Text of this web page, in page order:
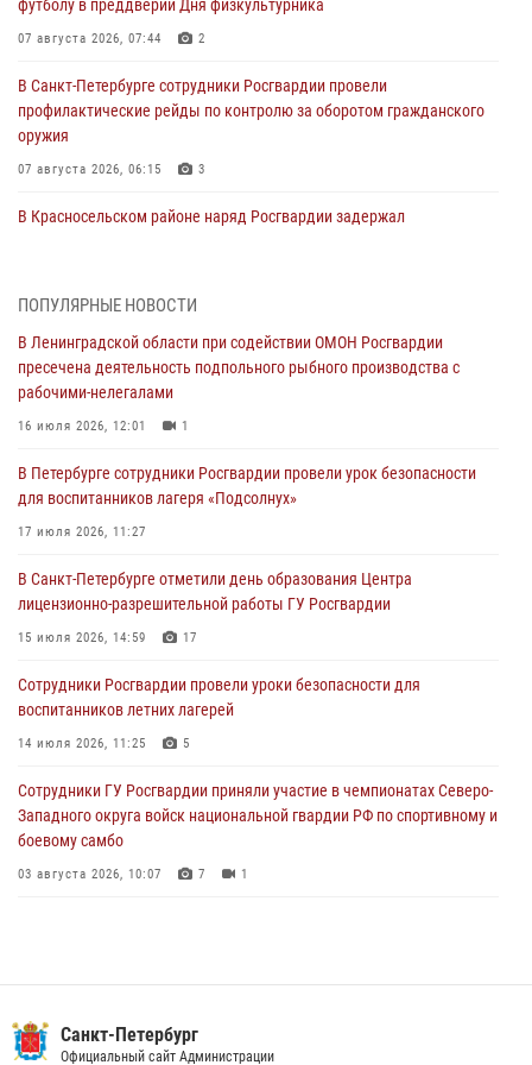
футболу в преддверии Дня физкультурника
07 августа 2026, 07:44 2
В Санкт-Петербурге сотрудники Росгвардии провели
профилактические рейды по контролю за оборотом гражданского
оружия
07 августа 2026, 06:15 3
В Красносельском районе наряд Росгвардии задержал
06 августа 2026, 13:39 1
В Центральном районе росгвардейцы оперативно задержали
хулигана, стрелявшего из пускового устройства рядом с жилыми
домами
06 августа 2026, 11:36
Сотрудники и военнослужащие Росгвардии обеспечили
правопорядок при проведении матча "Зенит" - "Балтика"
06 августа 2026, 07:30
В Выборгском районе наряд Росгвардии обнаружил
разыскиваемый преступный автотранспорт
05 августа 2026, 12:25 2
Петербургские росгвардейцы обнаружили объявленный в розыск
автомобиль, ранее использовавшийся при совершении кражи в
Ленобласти
ПОПУЛЯРНЫЕ НОВОСТИ
В Ленинградской области при содействии ОМОН Росгвардии
пресечена деятельность подпольного рыбного производства с
рабочими-нелегалами
16 июля 2026, 12:01 1
В Петербурге сотрудники Росгвардии провели урок безопасности
для воспитанников лагеря «Подсолнух»
17 июля 2026, 11:27
В Санкт-Петербурге отметили день образования Центра
лицензионно-разрешительной работы ГУ Росгвардии
15 июля 2026, 14:59 17
Сотрудники Росгвардии провели уроки безопасности для
воспитанников летних лагерей
14 июля 2026, 11:25 5
Сотрудники ГУ Росгвардии приняли участие в чемпионатах Северо-
Западного округа войск национальной гвардии РФ по спортивному и
боевому самбо
03 августа 2026, 10:07 7 1
В Красногвардейском районе росгвардейцы задержали хулигана,
угрожавшего мужчине пневматическим пистолетом
Санкт-Петербург
Официальный сайт Администрации